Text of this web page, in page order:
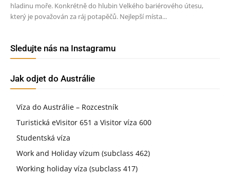
hladinu moře. Konkrétně do hlubin Velkého bariérového útesu,
který je považován za ráj potapěčů. Nejlepší místa...
Sledujte nás na Instagramu
Jak odjet do Austrálie
Víza do Austrálie – Rozcestník
Turistická eVisitor 651 a Visitor víza 600
Studentská víza
Work and Holiday vízum (subclass 462)
Working holiday víza (subclass 417)